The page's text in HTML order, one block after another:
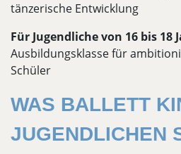
tänzerische Entwicklung
Für Jugendliche von 16 bis 18
Ausbildungsklasse für
Schüler
WAS BALLETT
JUGENDLICHEN